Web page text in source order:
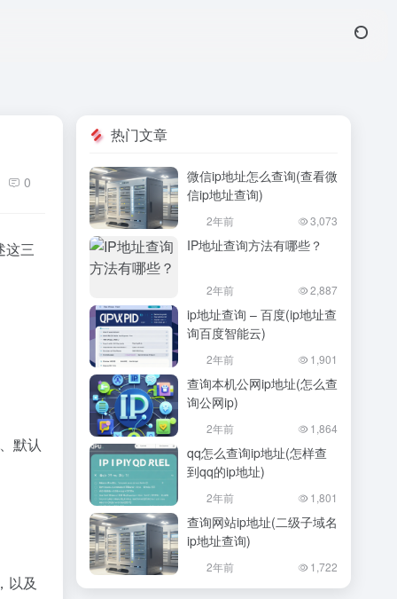
0
这三
默认
以及
热门文章
微信ip地址怎么查询(查看微
信ip地址查询)
2年前 3,073
IP地址查询方法有哪些？
2年前 2,887
ip地址查询 – 百度(ip地址查
询百度智能云)
2年前 1,901
查询本机公网ip地址(怎么查
询公网ip)
2年前 1,864
qq怎么查询ip地址(怎样查
到qq的ip地址)
2年前 1,801
查询网站ip地址(二级子域名
ip地址查询)
2年前 1,722